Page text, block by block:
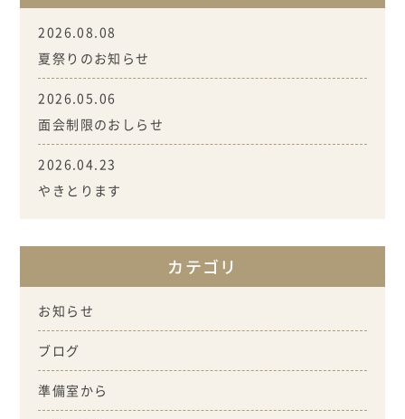
2026.08.08
夏祭りのお知らせ
2026.05.06
面会制限のおしらせ
2026.04.23
やきとります
カテゴリ
お知らせ
ブログ
準備室から